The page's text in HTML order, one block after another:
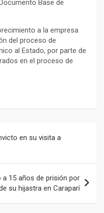
Base de
a la empresa
del proceso de
al Estado, por parte de
en el proceso de
en su visita a
a 15 años de prisión por
su hijastra en Caraparí